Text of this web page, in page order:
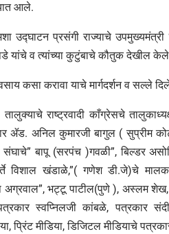
आले.
उद्घाटन प्रसंगी राज्याचे उपमुख्यमंत्री
यांचे व त्यांच्या कुटुंबाचे कौतुक देखील
कसा करावा याचे मार्गदर्शन व सल्ले
तालुक्याचे राष्ट्रवादी काँग्रेसचे
ॲड. अनिल कुमारजी बागुल ( सुप्रीम
बापू (सरपंच )गवळी”, बिल्डर
विशाल खंडाळे,”( गणेश डी.जे)चे
अग्रवाल”, भट्टू पाटील(पुणे ), अस्लम शेख,
स्वप्निलजी कांबळे, पत्रकार
प्रिंट मीडिया, डिजिटल मीडियाचे